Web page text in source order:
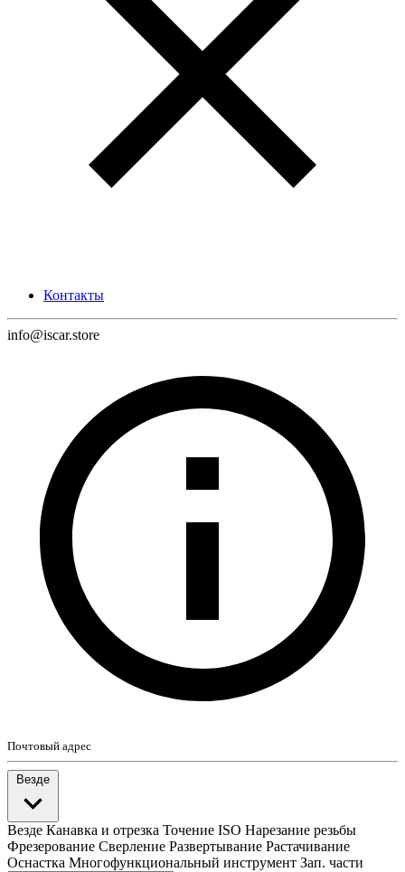
Контакты
info@iscar.store
Почтовый адрес
Везде
Везде Канавка и отрезка Точение ISO Нарезание резьбы
Фрезерование Сверление Развертывание Растачивание
Оснастка Многофункциональный инструмент Зап. части